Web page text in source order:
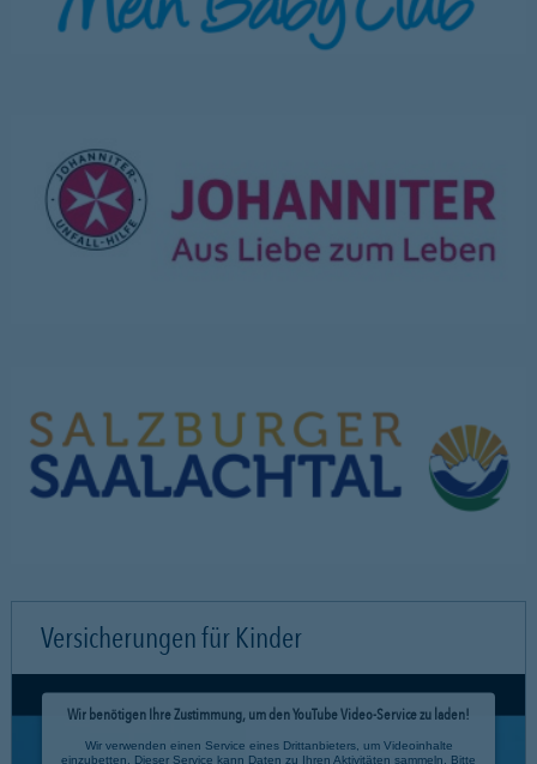
Versicherungen für Kinder
Wir benötigen Ihre Zustimmung, um den YouTube Video-Service zu laden!
Wir verwenden einen Service eines Drittanbieters, um Videoinhalte
einzubetten. Dieser Service kann Daten zu Ihren Aktivitäten sammeln. Bitte